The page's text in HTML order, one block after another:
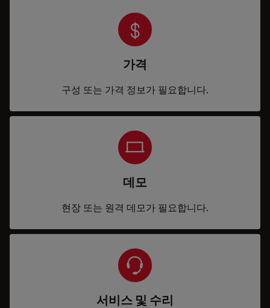
가격
구성 또는 가격 정보가 필요합니다.
데모
현장 또는 원격 데모가 필요합니다.
서비스 및 수리